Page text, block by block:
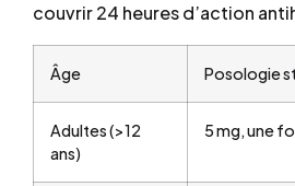
couvrir 24 heures d’action
Âge Posologie
Adultes (>12
ans)
5 mg, une